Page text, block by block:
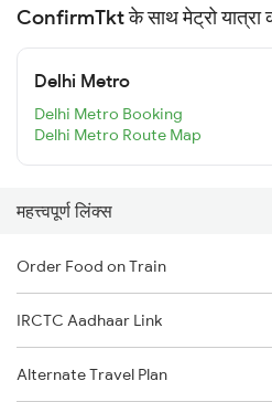
ConfirmTkt के साथ मेट्रो यात्रा
Delhi Metro
Delhi Metro Booking
Delhi Metro Route Map
महत्त्वपूर्ण लिंक्स
Order Food on Train
IRCTC Aadhaar Link
Alternate Travel Plan